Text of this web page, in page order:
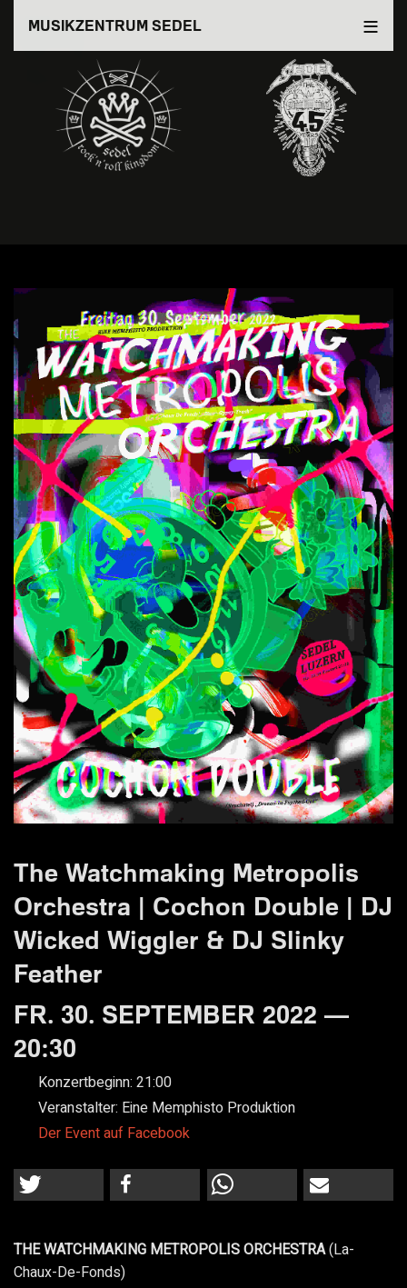
Inhalt
MUSIKZENTRUM SEDEL
The Watchmaking Metropolis
Orchestra | Cochon Double | DJ
Wicked Wiggler & DJ Slinky
Feather
FR. 30. SEPTEMBER 2022 —
20:30
Konzertbeginn: 21:00
Veranstalter: Eine Memphisto Produktion
Der Event auf Facebook
THE WATCHMAKING METROPOLIS ORCHESTRA(La-
Chaux-De-Fonds)